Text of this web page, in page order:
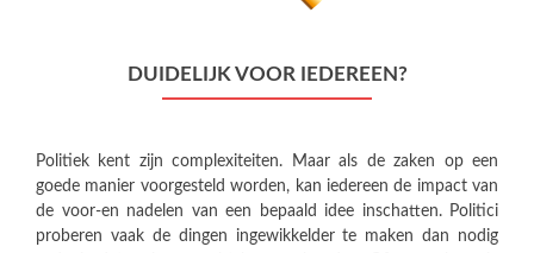
DUIDELIJK VOOR IEDEREEN?
Politiek kent zijn complexiteiten. Maar als de zaken op een
goede manier voorgesteld worden, kan iedereen de impact van
de voor-en nadelen van een bepaald idee inschatten. Politici
proberen vaak de dingen ingewikkelder te maken dan nodig